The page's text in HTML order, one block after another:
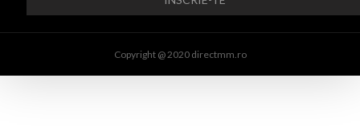
Copyright @ 2020 directmm.ro